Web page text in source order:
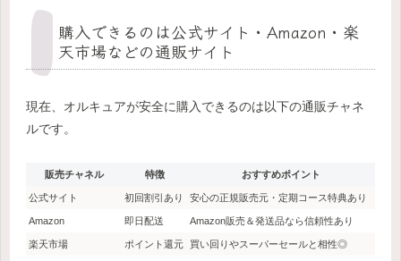
購入できるのは公式サイト・Amazon・楽
天市場などの通販サイト
現在、オルキュアが安全に購入できるのは以下の通販チャネ
ルです。
販売チャネル 特徴 おすすめポイント
公式サイト 初回割引あり 安心の正規販売元・定期コース特典あり
Amazon 即日配送 Amazon販売＆発送品なら信頼性あり
楽天市場 ポイント還元 買い回りやスーパーセールと相性◎